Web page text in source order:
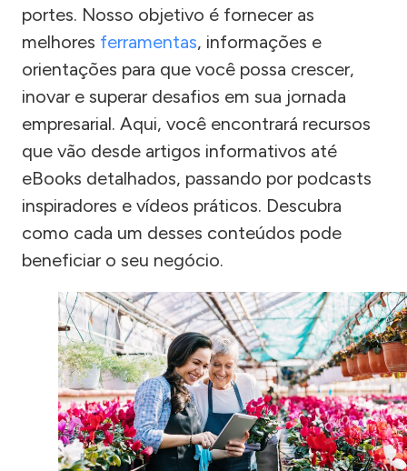
portes. Nosso objetivo é fornecer as
melhores ferramentas, informações e
orientações para que você possa crescer,
inovar e superar desafios em sua jornada
empresarial. Aqui, você encontrará recursos
que vão desde artigos informativos até
eBooks detalhados, passando por podcasts
inspiradores e vídeos práticos. Descubra
como cada um desses conteúdos pode
beneficiar o seu negócio.